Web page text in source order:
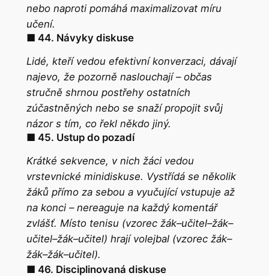
nebo naproti pomáhá maximalizovat míru
učení.
■ 44. Návyky diskuse
Lidé, kteří vedou efektivní konverzaci, dávají
najevo, že pozorně naslouchají – občas
stručně shrnou postřehy ostatních
zúčastněných nebo se snaží propojit svůj
názor s tím, co řekl někdo jiný.
■ 45. Ustup do pozadí
Krátké sekvence, v nich žáci vedou
vrstevnické minidiskuse. Vystřídá se několik
žáků přímo za sebou a vyučující vstupuje až
na konci – nereaguje na každý komentář
zvlášť. Místo tenisu (vzorec žák–učitel–žák–
učitel–žák–učitel) hrají volejbal (vzorec žák–
žák–žák–učitel).
■ 46. Disciplinovaná diskuse